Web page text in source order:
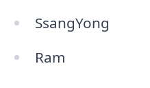
SsangYong
Ram